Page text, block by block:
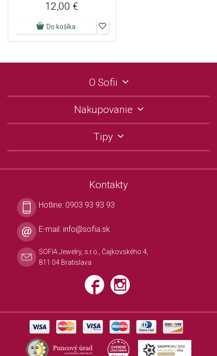
12,00 €
Do košíka
O Sofii
Nakupovanie
Tipy
Kontakty
Hotline: 0903 93 93 93
E-mail: info@sofia.sk
SOFIA Jewelry, s.r.o., Čajkovského 4,
811 04 Bratislava